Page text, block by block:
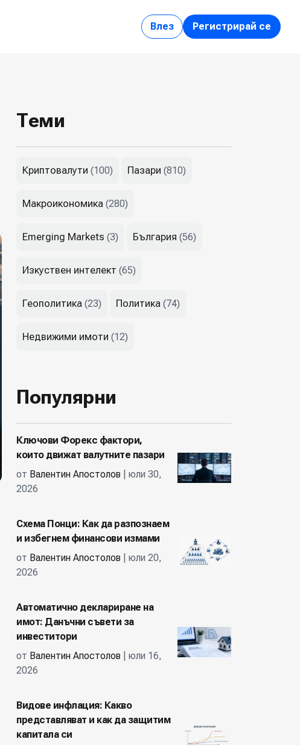
Влез Регистрирай се
Теми
Криптовалути (100) Пазари (810)
Макроикономика (280)
Emerging Markets (3) България (56)
Изкуствен интелект (65)
Геополитика (23) Политика (74)
Недвижими имоти (12)
Популярни
Ключови Форекс фактори,
които движат валутните пазари
от Валентин Апостолов | юли 30,
2026
Схема Понци: Как да разпознаем
и избегнем финансови измами
от Валентин Апостолов | юли 20,
2026
Автоматично деклариране на
имот: Данъчни съвети за
инвеститори
от Валентин Апостолов | юли 16,
2026
Видове инфлация: Какво
представляват и как да защитим
капитала си